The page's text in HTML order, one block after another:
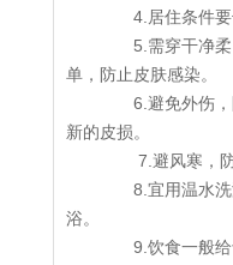
4.居住条件要
5.需穿干净柔
单，防止皮肤感染。
6.避免外伤，
新的皮损。
7.避风寒，防
8.宜用温水洗
浴。
9.饮食一般给